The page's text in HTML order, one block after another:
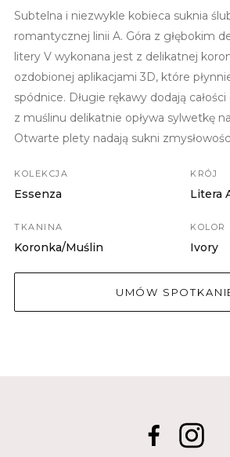
Subtelna i niezwykle kobieca suknia
romantycznej linii A. Góra z głębokim
litery V wykonana jest z delikatnej
ozdobionej aplikacjami 3D, które
spódnice. Długie rękawy dodają
z muślinu delikatnie opływa sylwetkę
Otwarte plety nadają sukni
KOLEKCJA
Essenza
KRÓJ
Litera
TKANINA
Koronka/Muślin
KOLOR
Ivory
UMÓW